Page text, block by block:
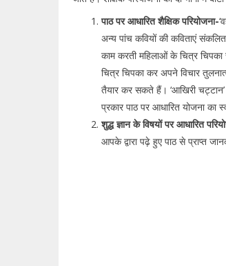
पाठ पर आधारित शैक्षिक परियोजना-
अन्य पांच कवियों की कविताएं
काम करती महिलाओं के चित्र
चित्र चिपका कर अपने विचार
तैयार कर सकते हैं। ‘आखिरी
प्रकार पाठ पर आधारित योजना का
शुद्ध ज्ञान के विषयों पर आधारित
आपके द्वारा पढ़े हुए पाठ से प्राप्त